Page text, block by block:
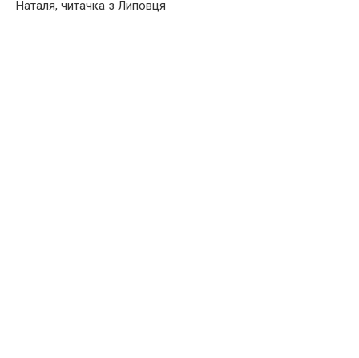
Наталя, читачка з Липовця